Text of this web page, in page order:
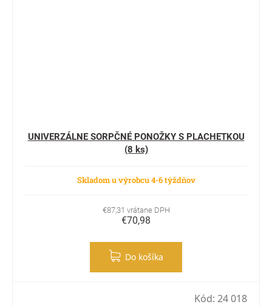
UNIVERZÁLNE SORPČNÉ PONOŽKY S PLACHETKOU
(8 ks)
Skladom u výrobcu 4-6 týždňov
€87,31 vrátane DPH
€70,98
Do košíka
Kód: 24 018